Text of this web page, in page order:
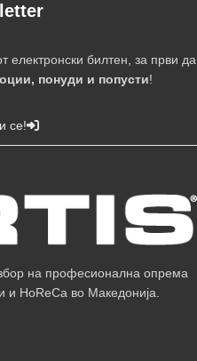
електронски билтен, за први да
понуди и попусти!
се!
на професионална опрема
и HoReCa во Македонија.